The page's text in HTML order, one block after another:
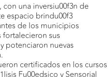
con una inversiu00f3n de
espacio brindu00f3
de los municipios
sus
potenciaron nuevas
certificados en los cursos